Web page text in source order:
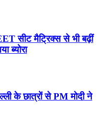
सीट मैट्रिक्स से भी बढ़ीं
ब्योरा
के छात्रों से PM मोदी ने